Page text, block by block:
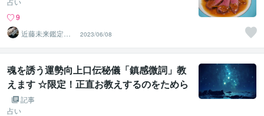
9
近藤未来鑑定
近藤 光 【移転
済】
2023/06/08
魂を誘う運勢向上口伝秘儀「鎮感微詞」教
えます ☆限定！正直お教えするのをためら
う力の秘儀です・・☆
記事
占い